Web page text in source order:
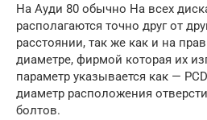
На Ауди 80 обычно На всех
располагаются точно друг от
расстоянии, так же как и на
диаметре, фирмой которая их
параметр указывается как —
диаметр расположения
болтов.